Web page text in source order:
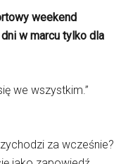
weekend
w marcu tylko dla
we wszystkim.”
za wcześnie?